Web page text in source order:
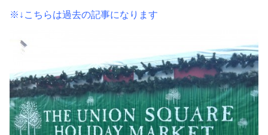
※↓こちらは過去の記事になります